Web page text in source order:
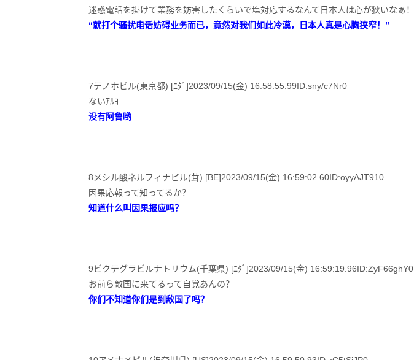
迷惑電話を掛けて業務を妨害したくらいで塩対応するなんて日本人は心が狭いなぁ！
“就打个骚扰电话妨碍业务而已，竟然对我们如此冷漠，日本人真是心胸狭窄！”
7テノホビル(東京都) [ﾆﾀﾞ]2023/09/15(金) 16:58:55.99ID:sny/c7Nr0
ないｱﾙﾖ
没有阿鲁哟
8メシル酸ネルフィナビル(茸) [BE]2023/09/15(金) 16:59:02.60ID:oyyAJT910
因果応報って知ってるか？
知道什么叫因果报应吗？
9ビクテグラビルナトリウム(千葉県) [ﾆﾀﾞ]2023/09/15(金) 16:59:19.96ID:ZyF66ghY0
お前ら敵国に来てるって自覚あんの？
你们不知道你们是到敌国了吗？